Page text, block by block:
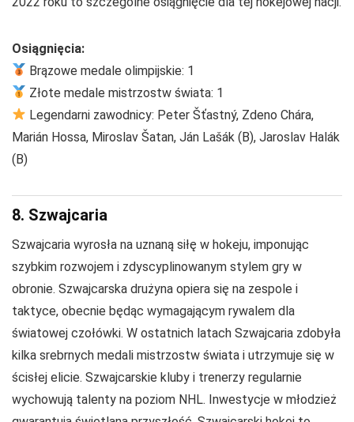
Osiągnięcia:
Brązowe medale olimpijskie: 1
Złote medale mistrzostw świata: 1
Legendarni zawodnicy: Peter Šťastný, Zdeno Chára,
Marián Hossa, Miroslav Šatan, Ján Lašák (B), Jaroslav Halák
(B)
8. Szwajcaria
Szwajcaria wyrosła na uznaną siłę w hokeju, imponując
szybkim rozwojem i zdyscyplinowanym stylem gry w
obronie. Szwajcarska drużyna opiera się na zespole i
taktyce, obecnie będąc wymagającym rywalem dla
światowej czołówki. W ostatnich latach Szwajcaria zdobyła
kilka srebrnych medali mistrzostw świata i utrzymuje się w
ścisłej elicie. Szwajcarskie kluby i trenerzy regularnie
wychowują talenty na poziom NHL. Inwestycje w młodzież